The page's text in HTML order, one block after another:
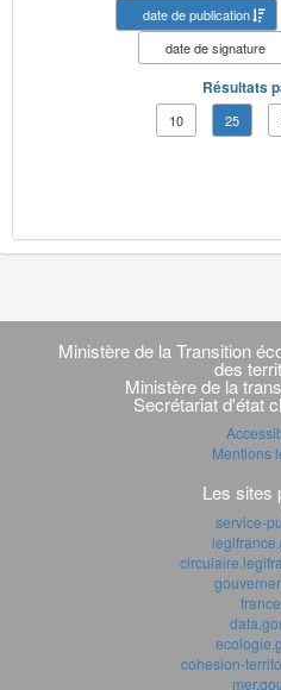
date de publication
date de signature
Résultats
10 25
Navigation
transverse
Ministère de la Transition
des
Ministère de la
Secrétariat d'état
Mentions
Les sites
service-
cohesion-